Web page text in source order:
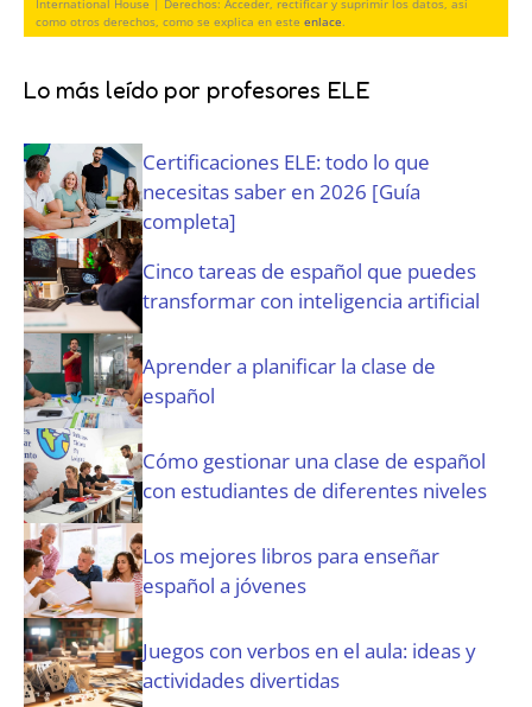
t
o
i
)
o
r
o
c
o
d
i
o
n
e
s
(
O
b
l
i
g
a
o
r
i
o
)
International House | Derechos: Acceder, rectificar y suprimir los datos, así
como otros derechos, como se explica en esteenlace.
Lo más leído por profesores ELE
Certificaciones ELE: todo lo que
necesitas saber en 2026 [Guía
completa]
Cinco tareas de español que puedes
transformar con inteligencia artificial
Aprender a planificar la clase de
español
Cómo gestionar una clase de español
con estudiantes de diferentes niveles
Los mejores libros para enseñar
español a jóvenes
Juegos con verbos en el aula: ideas y
actividades divertidas